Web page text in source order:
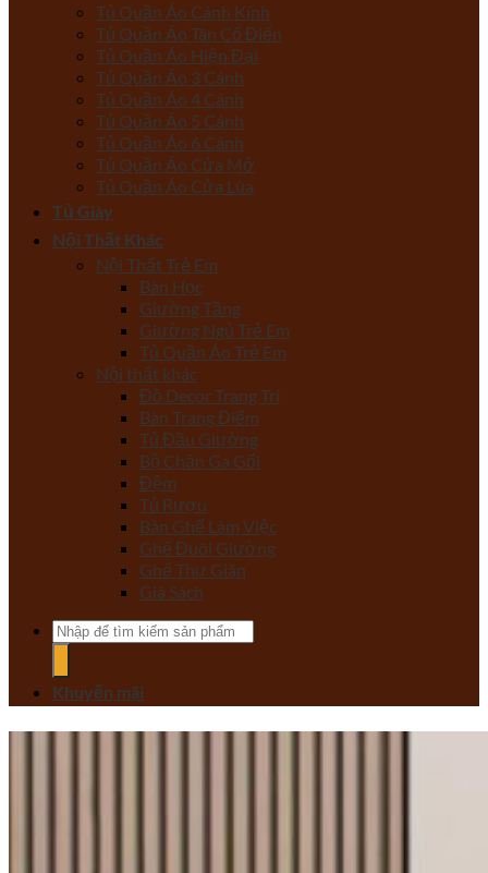
Tủ Quần Áo Cánh Kính
Tủ Quần Áo Tân Cổ Điển
Tủ Quần Áo Hiện Đại
Tủ Quần Áo 3 Cánh
Tủ Quần Áo 4 Cánh
Tủ Quần Áo 5 Cánh
Tủ Quần Áo 6 Cánh
Tủ Quần Áo Cửa Mở
Tủ Quần Áo Cửa Lùa
Tủ Giày
Nội Thất Khác
Nội Thất Trẻ Em
Bàn Học
Giường Tầng
Giường Ngủ Trẻ Em
Tủ Quần Áo Trẻ Em
Nội thất khác
Đồ Decor Trang Trí
Bàn Trang Điểm
Tủ Đầu Giường
Bộ Chăn Ga Gối
Đệm
Tủ Rượu
Bàn Ghế Làm Việc
Ghế Đuôi Giường
Ghế Thư Giãn
Giá Sách
Tìm
kiếm:
Khuyến mãi